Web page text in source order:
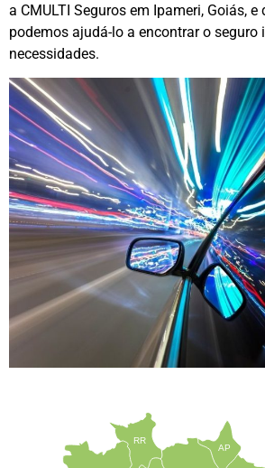
a CMULTI Seguros em Ipameri, Goiás,
podemos ajudá-lo a encontrar o seguro
necessidades.
AP
RR